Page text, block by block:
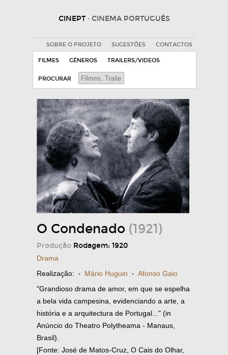
CINEPT · CINEMA PORTUGUÊS
SOBRE O PROJETO SUGESTÕES CONTACTOS
FILMES GÉNEROS TRAILERS/VIDEOS
PROCURAR
O Condenado (1921)
Produção Rodagem: 1920
Drama
Realização: · Mário Huguin · Afonso Gaio
"Grandioso drama de amor, em que se espelha
a bela vida campesina, evidenciando a arte, a
história e a arquitectura de Portugal..." (in
Anúncio do Theatro Polytheama - Manaus,
Brasil).
[Fonte: José de Matos-Cruz, O Cais do Olhar,